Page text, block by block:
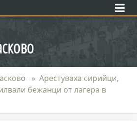
Арестуваха сирийци,
бежанци от лагера в